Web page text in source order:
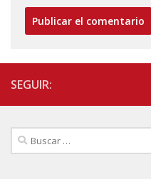
SEGUIR:
Buscar: